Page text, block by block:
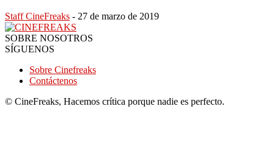
Staff CineFreaks - 27 de marzo de 2019
SOBRE NOSOTROS
SÍGUENOS
Sobre Cinefreaks
Contáctenos
© CineFreaks, Hacemos crítica porque nadie es perfecto.